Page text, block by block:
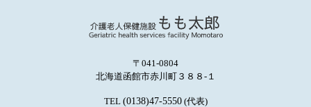
〒041-0804
北海道函館市赤川町３８８-１
TEL (0138)47-5550 (代表)